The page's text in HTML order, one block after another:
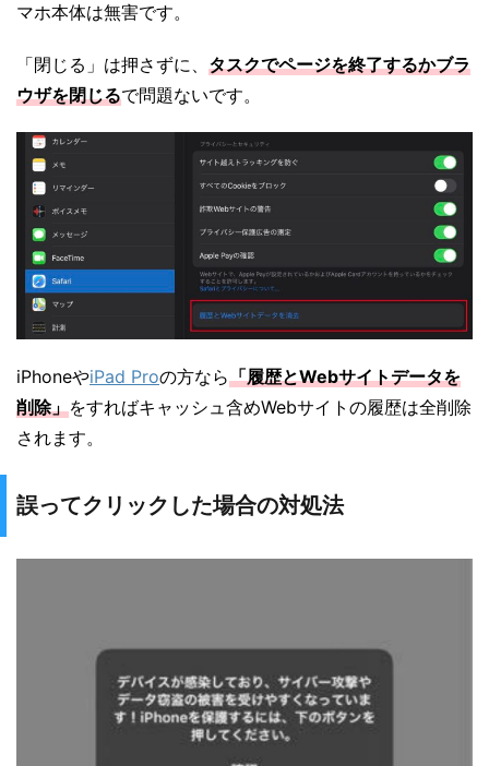
マホ本体は無害です。
「閉じる」は押さずに、 タスクでページを終了するかブラ
ウザを閉じるで問題ないです。
iPhoneやiPad Proの方なら「履歴とWebサイトデータを
削除」をすればキャッシュ含めWebサイトの履歴は全削除
されます。
誤ってクリックした場合の対処法